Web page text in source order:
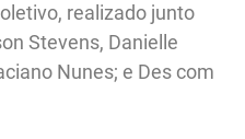
realizado junto
Stevens, Danielle
Nunes; e Des com